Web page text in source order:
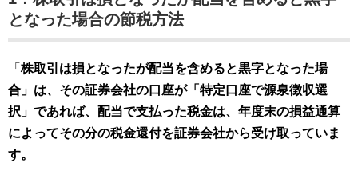
となった場合の節税方法
「 株取引は損となったが配当を含めると黒字となった場
合」は、その証券会社の口座が「特定口座で源泉徴収選
択」であれば、配当で支払った税金は、年度末の損益通算
によってその分の税金還付を証券会社から受け取っていま
す。